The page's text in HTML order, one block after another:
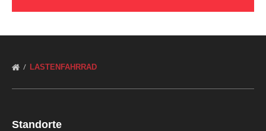
LASTENFAHRRAD
Standorte